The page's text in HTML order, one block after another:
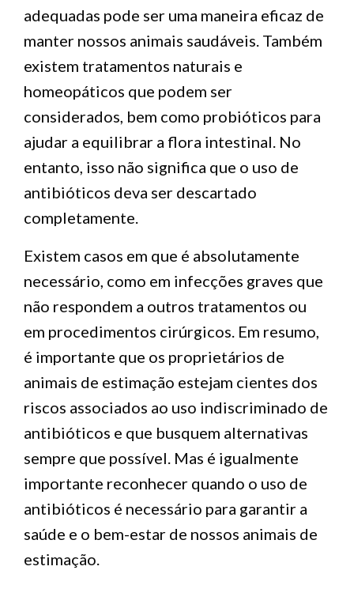
adequadas pode ser uma maneira eficaz de
manter nossos animais saudáveis. Também
existem tratamentos naturais e
homeopáticos que podem ser
considerados, bem como probióticos para
ajudar a equilibrar a flora intestinal. No
entanto, isso não significa que o uso de
antibióticos deva ser descartado
completamente.
Existem casos em que é absolutamente
necessário, como em infecções graves que
não respondem a outros tratamentos ou
em procedimentos cirúrgicos. Em resumo,
é importante que os proprietários de
animais de estimação estejam cientes dos
riscos associados ao uso indiscriminado de
antibióticos e que busquem alternativas
sempre que possível. Mas é igualmente
importante reconhecer quando o uso de
antibióticos é necessário para garantir a
saúde e o bem-estar de nossos animais de
estimação.